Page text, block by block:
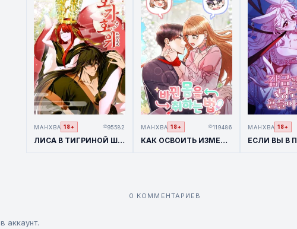
МАНХВА 18+ 95582
ЛИСА В ТИГРИНОЙ ШКУРЕ
МАНХВА 18+ 119486
КАК ОСВОИТЬ ИЗМЕНЁННОЕ ТЕЛО / HOW TO USE A CHANGED BODY
МАНХВА 18+
0 КОММЕНТАРИЕВ
в аккаунт.